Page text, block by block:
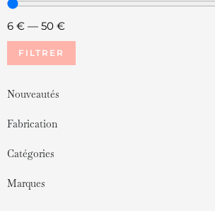
6 € — 50 €
FILTRER
Nouveautés
Fabrication
Catégories
Marques